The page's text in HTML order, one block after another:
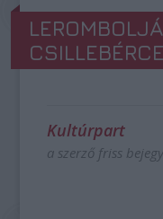
Kultúrpart
a szerző friss